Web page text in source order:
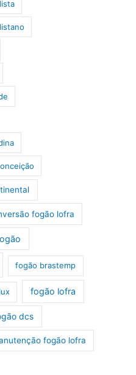
fogão lofra
fogão brastemp
fogão lofra
dcs
fogão lofra